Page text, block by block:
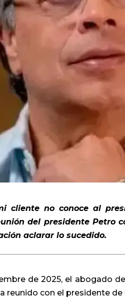
cliente no conoce al
del presidente Petro
aclarar lo sucedido.
de 2025, el abogado
reunido con el presidente